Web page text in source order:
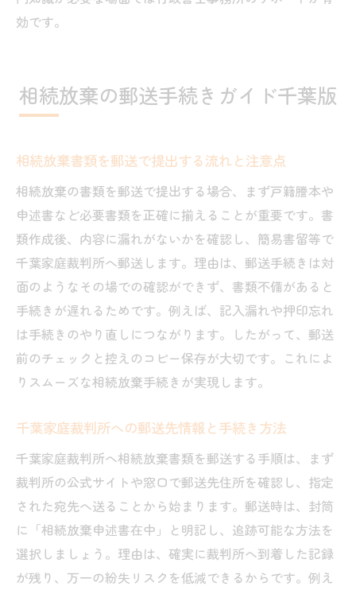
効です。
相続放棄の郵送手続きガイド千葉版
相続放棄書類を郵送で提出する流れと注意点
相続放棄の書類を郵送で提出する場合、まず戸籍謄本や
申述書など必要書類を正確に揃えることが重要です。書
類作成後、内容に漏れがないかを確認し、簡易書留等で
千葉家庭裁判所へ郵送します。理由は、郵送手続きは対
面のようなその場での確認ができず、書類不備があると
手続きが遅れるためです。例えば、記入漏れや押印忘れ
は手続きのやり直しにつながります。したがって、郵送
前のチェックと控えのコピー保存が大切です。これによ
りスムーズな相続放棄手続きが実現します。
千葉家庭裁判所への郵送先情報と手続き方法
千葉家庭裁判所へ相続放棄書類を郵送する手順は、まず
裁判所の公式サイトや窓口で郵送先住所を確認し、指定
された宛先へ送ることから始まります。郵送時は、封筒
に「相続放棄申述書在中」と明記し、追跡可能な方法を
選択しましょう。理由は、確実に裁判所へ到着した記録
が残り、万一の紛失リスクを低減できるからです。例え